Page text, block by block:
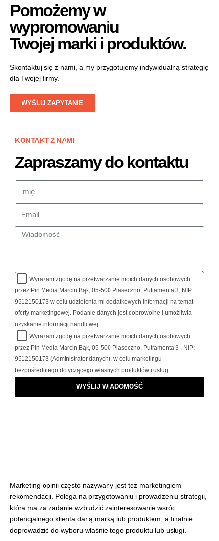
Pomożemy w
wypromowaniu
Twojej marki i produktów.
Skontaktuj się z nami, a my przygotujemy indywidualną strategię
dla Twojej firmy.
WYŚLIJ ZAPYTANIE
KONTAKT Z NAMI
Zapraszamy do kontaktu
Wyrażam zgodę na przetwarzanie moich danych osobowych
przez Pin Media Marcin Bąk, 05-500 Piaseczno, Putramenta 3, NIP:
9512150173 w celu udzielenia mi dodatkowych informacji na temat
oferty marketingowej. Podanie danych jest dobrowolne i umożliwia
uzyskanie informacji handlowej.
Wyrażam zgodę na przetwarzanie moich danych osobowych
przez Pin Media Marcin Bąk, 05-500 Piaseczno, Putramenta 3 , NIP:
9512150173 (Administrator danych), w celu marketingu
bezpośredniego dotyczącego własnych produktów i usług.
WYŚLIJ WIADOMOŚĆ
Marketing opinii często nazywany jest też marketingiem
rekomendacji. Polega na przygotowaniu i prowadzeniu strategii,
która ma za zadanie wzbudzić zainteresowanie wsród
potencjalnego klienta daną marką lub produktem, a finalnie
doprowadzić do wyboru właśnie tego produktu lub usługi.